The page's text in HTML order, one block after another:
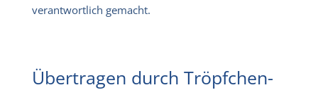
verantwortlich gemacht.
Übertragen durch Tröpfchen-